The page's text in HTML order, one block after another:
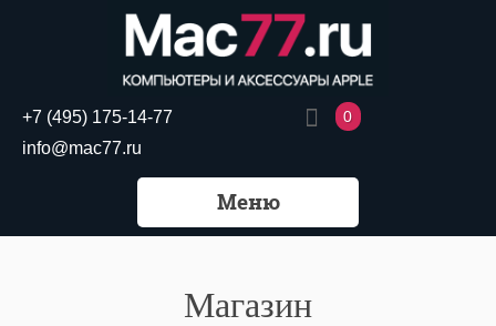
+7 (495) 175-14-77
info@mac77.ru
0
Меню
Магазин